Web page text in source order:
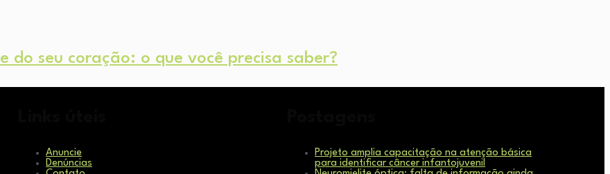
do seu coração: o que você precisa saber?
Anuncie
Denúncias
Projeto amplia capacitação na atenção básica
para identificar câncer infantojuvenil